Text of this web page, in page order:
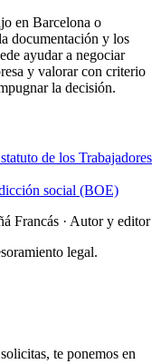
en Barcelona o
documentación y los
ayudar a negociar
y valorar con criterio
la decisión.
de los Trabajadores
social (BOE)
Francás · Autor y editor
legal.
te ponemos en